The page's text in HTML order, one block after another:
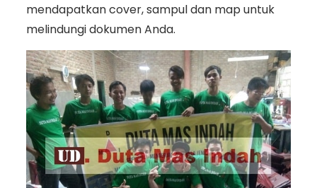
mendapatkan cover, sampul dan map untuk
melindungi dokumen Anda.